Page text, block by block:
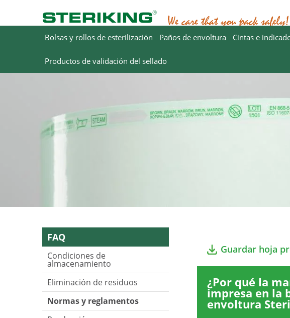
Bolsas y rollos de esterilización
Paños de envoltura Cintas e
Productos de validación del sellado
FAQ
Condiciones de
almacenamiento
Eliminación de residuos
Normas y reglamentos
Guardar hoja
¿Por qué la
impresa en la
envoltura